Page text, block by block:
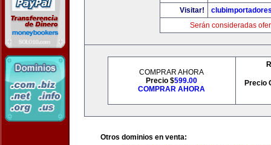
Visitar!
Serán consideradas
COMPRAR AHORA
Precio $599.00
COMPRAR AHORA
Precio
Otros dominios en venta: